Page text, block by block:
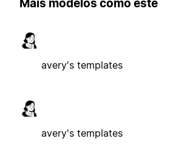
Mais modelos como este
avery's templates
avery's templates